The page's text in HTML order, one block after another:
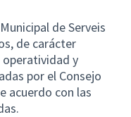
de Serveis
de carácter
y
por el Consejo
acuerdo con las